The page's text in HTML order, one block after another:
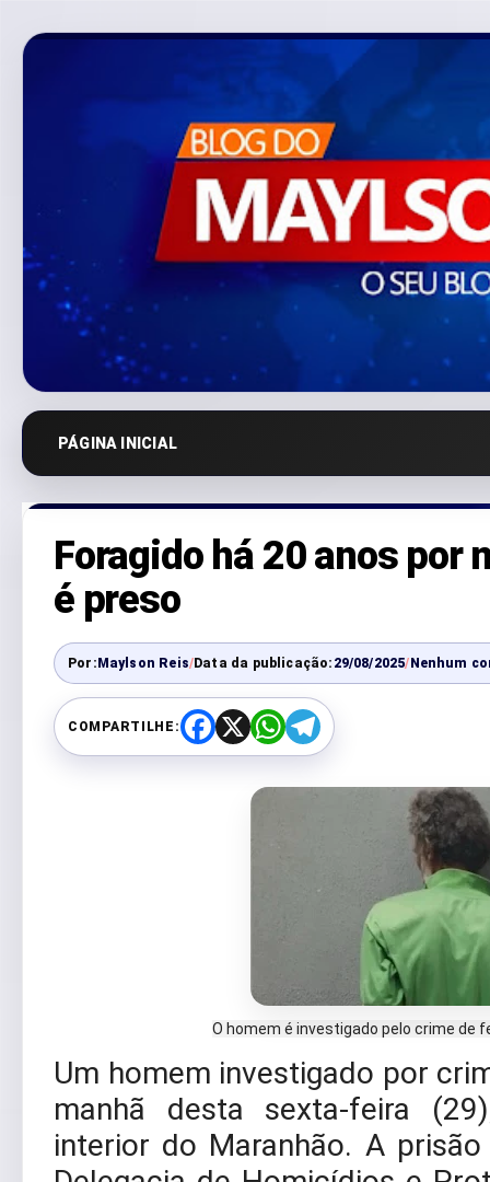
PÁGINA INICIAL
Foragido há 20 anos por
é preso
Por:Maylson Reis/Data da publicação: 29/08/2025/Nenhum
COMPARTILHE:
F
a
X
W
h
t
T
e
e
O homem é investigado pelo crime de
Um homem investigado por
manhã desta sexta-feira
interior do Maranhão. A